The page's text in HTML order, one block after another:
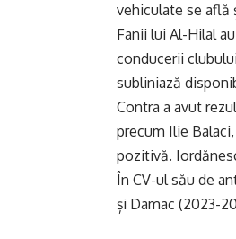
vehiculate se află
Fanii lui Al-Hilal
conducerii
subliniază
Contra a avut
precum Ilie
pozitivă.
În CV-ul său de
și Damac (2023-